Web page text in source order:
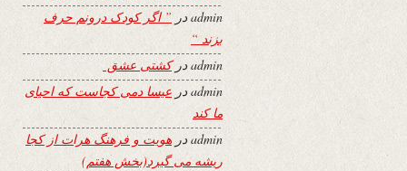
adminدر ” اگر کودک درونم حرف
بزند “
adminدرکشتی عشق
adminدر عیسا دمی کجاست که احیای
ما کند
adminدر هویت و فرهنگ هرات از کجا
ریشه می گیرد(بخش هفتم)